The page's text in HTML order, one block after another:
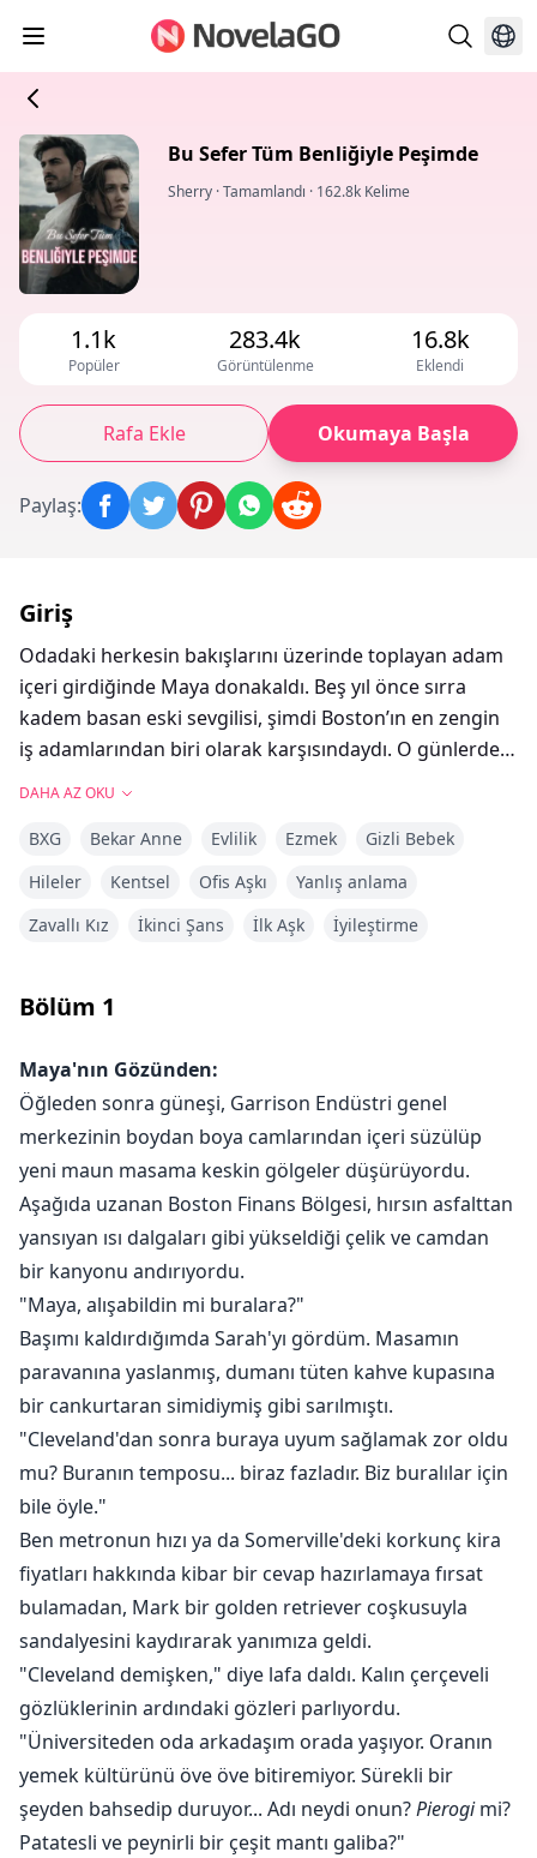
Bu Sefer Tüm Benliğiyle Peşimde
Sherry ·Tamamlandı · 162.8k Kelime
1.1k
Popüler
283.4k
Görüntülenme
16.8k
Eklendi
Rafa Ekle Okumaya Başla
Paylaş:
Giriş
Odadaki herkesin bakışlarını üzerinde toplayan adam
içeri girdiğinde Maya donakaldı. Beş yıl önce sırra
kadem basan eski sevgilisi, şimdi Boston’ın en zengin
iş adamlarından biri olarak karşısındaydı. O günlerde
onun o buz gibi bakışlarını gördüğünde Maya'nın
aklına tek bir açıklama geliyordu: Adam onu sınamak
vermiş ve hayal kırıklığı içinde onu terk etmişti.
Balo salonundan çıkıp, kapının önünde sigara içen
açıklamaktı.
"Bana hâlâ kızgın mısın?"
Adam elindeki sigarayı fırlatıp attı ve ona açıkça
küçümseyen gözlerle baktı. "Kızgın mı? Benim kızgın
olduğumu mu sanıyorsun? Dur tahmin edeyim... Maya
sonunda benim kim olduğumu öğreniyor ve şimdi
'yeniden bir araya gelmek' istiyor. Soyadımın servet
demek olduğunu anladığına göre, kendisine yeni bir
şans arıyor."
Maya bunu inkar etmeye yeltendiğinde adam onun
sözünü kesti. "Sen sadece gelip geçici bir hevestin.
Önemsiz bir dipnot. Bu gece karşıma çıkmasaydın, seni
hatırlamazdım bile."
Maya'nın gözleri doldu. Neredeyse ona kızından
bahsedecekti ama son anda sustu. Adamın, sırf
parasını almak ve onu tuzağa düşürmek için çocuğu
kullandığını düşüneceğinden emindi.
Maya söyleyeceği her şeyi içine attı ve oradan
uzaklaştı. Yollarının bir daha asla kesişmeyeceğinden
adı gibi emindi. Ancak işler hiç de sandığı gibi olmadı.
Adam sürekli Maya'nın hayatına girmeye devam etti; ta
DAHA AZ OKU
BXG Bekar Anne Evlilik Ezmek
Gizli Bebek
Hileler
Kentsel Ofis Aşkı
Yanlış anlama
Zavallı Kız
İkinci Şans İlk Aşk İyileştirme
Bölüm 1
Maya'nın Gözünden:
Öğleden sonra güneşi, Garrison Endüstri genel
merkezinin boydan boya camlarından içeri süzülüp
yeni maun masama keskin gölgeler düşürüyordu.
Aşağıda uzanan Boston Finans Bölgesi, hırsın asfalttan
yansıyan ısı dalgaları gibi yükseldiği çelik ve camdan
bir kanyonu andırıyordu.
"Maya, alışabildin mi buralara?"
Başımı kaldırdığımda Sarah'yı gördüm. Masamın
paravanına yaslanmış, dumanı tüten kahve kupasına
bir cankurtaran simidiymiş gibi sarılmıştı.
"Cleveland'dan sonra buraya uyum sağlamak zor oldu
mu? Buranın temposu... biraz fazladır. Biz buralılar için
bile öyle."
Ben metronun hızı ya da Somerville'deki korkunç kira
fiyatları hakkında kibar bir cevap hazırlamaya fırsat
bulamadan, Mark bir golden retriever coşkusuyla
sandalyesini kaydırarak yanımıza geldi.
"Cleveland demişken," diye lafa daldı. Kalın çerçeveli
gözlüklerinin ardındaki gözleri parlıyordu.
"Üniversiteden oda arkadaşım orada yaşıyor. Oranın
yemek kültürünü öve öve bitiremiyor. Sürekli bir
şeyden bahsedip duruyor... Adı neydi onun?Pierogimi?
Patatesli ve peynirli bir çeşit mantı galiba?"